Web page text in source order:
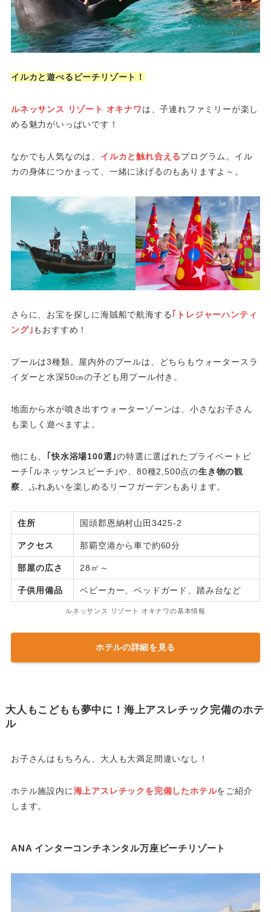
イルカと遊べるビーチリゾート！
ルネッサンス リゾート オキナワは、子連れファミリーが楽し
める魅力がいっぱいです！
なかでも人気なのは、 イルカと触れ合えるプログラム。イル
カの身体につかまって、一緒に泳げるのもありますよ～。
さらに、お宝を探しに海賊船で航海する ｢トレジャーハンティ
ング｣もおすすめ！
プールは3種類。屋内外のプールは、どちらもウォータースラ
イダーと水深50㎝の子ども用プール付き。
地面から水が噴き出すウォーターゾーンは、小さなお子さん
も楽しく遊べますよ。
他にも、 ｢快水浴場100選｣の特選に選ばれたプライベートビ
ーチ｢ルネッサンスビーチ｣や、80種2,500点の生き物の観
察 、ふれあいを楽しめるリーフガーデンもあります。
住所 国頭郡恩納村山田3425-2
アクセス 那覇空港から車で約60分
部屋の広さ 28㎡～
子供用備品 ベビーカー、ベッドガード、踏み台など
ルネッサンス リゾート オキナワの基本情報
ホテルの詳細を見る
大人もこどもも夢中に！海上アスレチック完備のホテ
ル
お子さんはもちろん、大人も大満足間違いなし！
ホテル施設内に海上アスレチックを完備したホテルをご紹介
します。
ANA インターコンチネンタル万座ビーチリゾート